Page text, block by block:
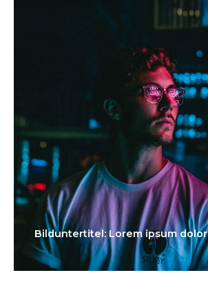
Bilduntertitel: Lorem ipsum dolor